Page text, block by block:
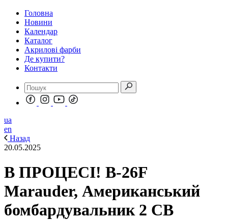
Головна
Новини
Календар
Каталог
Акрилові фарби
Де купити?
Контакти
ua
en
Назад
20.05.2025
В ПРОЦЕСІ! B-26F
Marauder, Американський
бомбардувальник 2 СВ